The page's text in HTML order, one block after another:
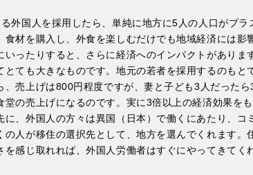
外国人を採用したら、単純に地方に5人の人口がプラ
食材を購入し、外食を楽しむだけでも地域経済には影
ったりすると、さらに経済へのインパクトがありま
とても大きなものです。地元の若者を採用するのもと
、売上げは800円程度ですが、妻と子ども3人だった
の売上げになるのです。実に3倍以上の経済効果をも
に、外国人の方々は異国（日本）で働くにあたり、コ
の人が移住の選択先として、地方を選んでくれます。
を感じ取れれば、外国人労働者はすぐにやってきてく